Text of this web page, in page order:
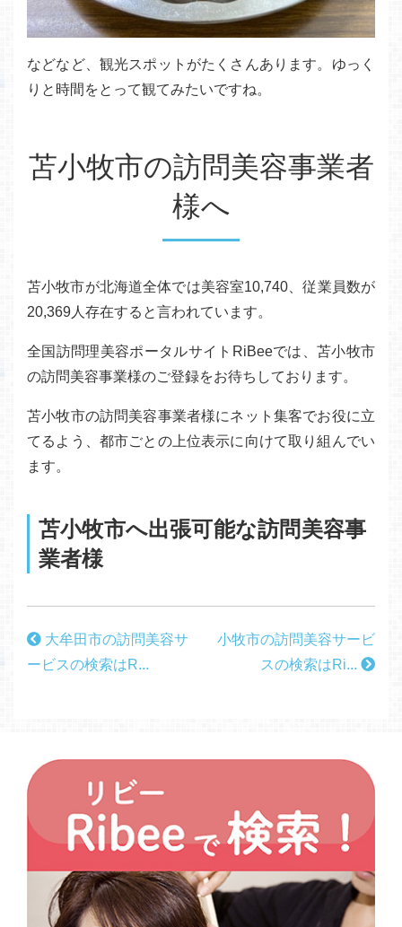
などなど、観光スポットがたくさんあります。ゆっく
りと時間をとって観てみたいですね。
苫小牧市の訪問美容事業者
様へ
苫小牧市が北海道全体では美容室10,740、従業員数が
20,369人存在すると言われています。
全国訪問理美容ポータルサイトRiBeeでは、苫小牧市
の訪問美容事業様のご登録をお待ちしております。
苫小牧市の訪問美容事業者様にネット集客でお役に立
てるよう、都市ごとの上位表示に向けて取り組んでい
ます。
苫小牧市へ出張可能な訪問美容事
業者様
大牟田市の訪問美容サ
ービスの検索はR...
小牧市の訪問美容サービ
スの検索はRi...